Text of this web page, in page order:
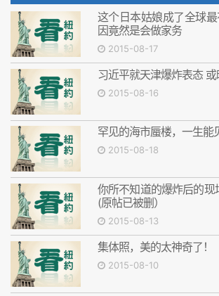
这个日本姑娘成了全球
因竟然是会做家务
2015-08-17
习近平就天津爆炸表态
2015-08-16
罕见的海市蜃楼，一生能
2015-08-18
你所不知道的爆炸后的现
(原帖已被删）
2015-08-13
集体照，美的太神奇了！
2015-08-10